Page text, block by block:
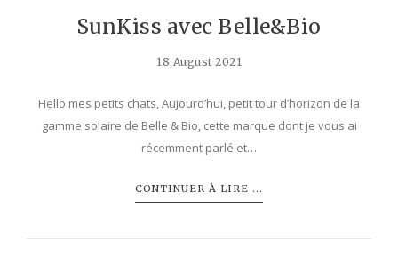
SunKiss avec Belle&Bio
18 August 2021
Hello mes petits chats, Aujourd’hui, petit tour d’horizon de la
gamme solaire de Belle & Bio, cette marque dont je vous ai
récemment parlé et…
CONTINUER À LIRE ...